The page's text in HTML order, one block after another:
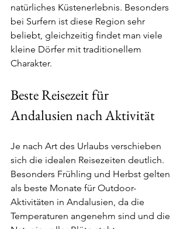
natürliches Küstenerlebnis. Besonders
bei Surfern ist diese Region sehr
beliebt, gleichzeitig findet man viele
kleine Dörfer mit traditionellem
Charakter.
Beste Reisezeit für
Andalusien nach Aktivität
Je nach Art des Urlaubs verschieben
sich die idealen Reisezeiten deutlich.
Besonders Frühling und Herbst gelten
als beste Monate für Outdoor-
Aktivitäten in Andalusien, da die
Temperaturen angenehm sind und die